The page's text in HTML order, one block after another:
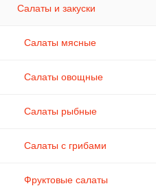
Салаты и закуски
Салаты мясные
Салаты овощные
Салаты рыбные
Салаты с грибами
Фруктовые салаты